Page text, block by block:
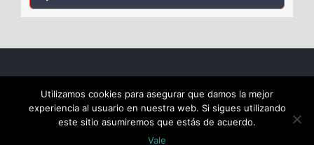
COPYRIGHT 2018 Socialistas de Alcalá PSOE ALCALÁ |
ALL RIGHTS RESERVED |
Utilizamos cookies para asegurar que damos la mejor
experiencia al usuario en nuestra web. Si sigues utilizando
este sitio asumiremos que estás de acuerdo.
Vale